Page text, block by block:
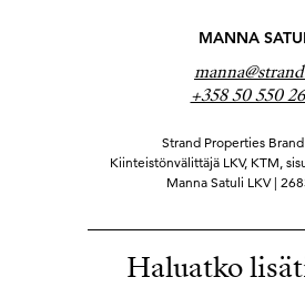
MANNA
+358 50 550
Strand Properties
Kiinteistönvälittäjä LKV, KTM,
Manna Satuli LKV |
Haluatko